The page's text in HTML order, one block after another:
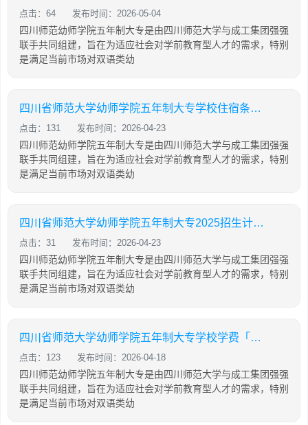
点击：64 发布时间：2026-05-04
四川师范幼师学院五年制大专是由四川师范大学与成工集团强强
联手共同组建，旨在为适应社会对学前教育型人才的需求，特别
是满足当前市场对双语类幼
四川省师范大学幼师学院五年制大专学校住宿条件怎么样「2025年更新」
点击：131 发布时间：2026-04-23
四川师范幼师学院五年制大专是由四川师范大学与成工集团强强
联手共同组建，旨在为适应社会对学前教育型人才的需求，特别
是满足当前市场对双语类幼
四川省师范大学幼师学院五年制大专2025招生计划「2025年更新」
点击：31 发布时间：2026-04-23
四川师范幼师学院五年制大专是由四川师范大学与成工集团强强
联手共同组建，旨在为适应社会对学前教育型人才的需求，特别
是满足当前市场对双语类幼
四川省师范大学幼师学院五年制大专学校学费「2025年更新」
点击：123 发布时间：2026-04-18
四川师范幼师学院五年制大专是由四川师范大学与成工集团强强
联手共同组建，旨在为适应社会对学前教育型人才的需求，特别
是满足当前市场对双语类幼